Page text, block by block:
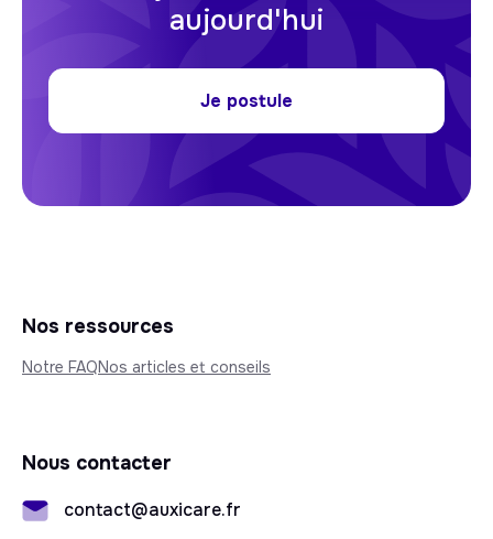
aujourd'hui
Je postule
Nos ressources
Notre FAQNos articles et conseils
Nous contacter
contact@auxicare.fr